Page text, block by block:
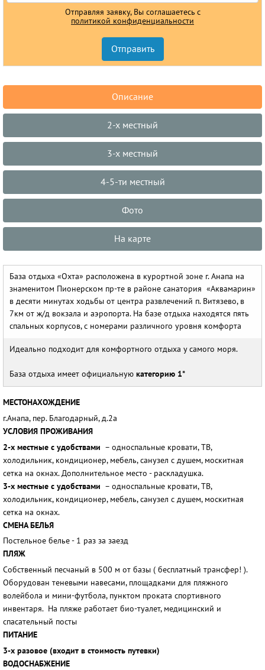
Отправляя заявку, Вы соглашаетесь с
политикой конфиденциальности
Описание
2-х местный
3-х местный
4-5-ти местный
Фото
На карте
База отдыха «Охта» расположена в курортной зоне г. Анапа на
знаменитом Пионерском пр-те в районе санатория «Аквамарин»
в десяти минутах ходьбы от центра развлечений п. Витязево, в
7км от ж/д вокзала и аэропорта. На базе отдыха находятся пять
спальных корпусов, с номерами различного уровня комфорта
Идеально подходит для комфортного отдыха у самого моря.
База отдыха имеет официальную категорию 1*
МЕСТОНАХОЖДЕНИЕ
г.Анапа, пер. Благодарный, д.2а
УСЛОВИЯ ПРОЖИВАНИЯ
2-х местные с удобствами – односпальные кровати, ТВ,
холодильник, кондиционер, мебель, санузел с душем, москитная
сетка на окнах. Дополнительное место - раскладушка.
3-х местные с удобствами – односпальные кровати, ТВ,
холодильник, кондиционер, мебель, санузел с душем, москитная
сетка на окнах.
СМЕНА БЕЛЬЯ
Постельное белье - 1 раз за заезд
ПЛЯЖ
Собственный песчаный в 500 м от базы ( бесплатный трансфер! ).
Оборудован теневыми навесами, площадками для пляжного
волейбола и мини-футбола, пунктом проката спортивного
инвентаря. На пляже работает био-туалет, медицинский и
спасательный посты
ПИТАНИЕ
3-х разовое (входит в стоимость путевки)
ВОДОСНАБЖЕНИЕ